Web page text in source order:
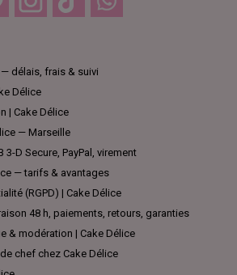
délais, frais & suivi
Délice
| Cake Délice
— Marseille
3-D Secure, PayPal, virement
— tarifs & avantages
(RGPD) | Cake Délice
48 h, paiements, retours, garanties
& modération | Cake Délice
chef chez Cake Délice